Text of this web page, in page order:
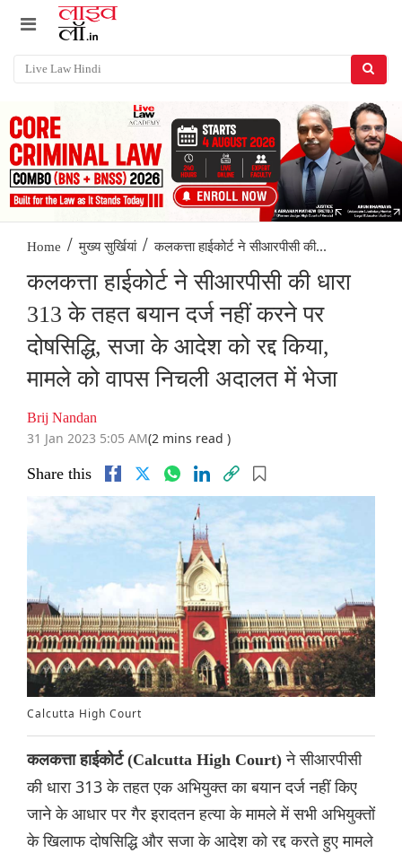
Home / मुख्य सुर्खियां / कलकत्ता हाईकोर्ट ने सीआरपीसी की...
कलकत्ता हाईकोर्ट ने सीआरपीसी की धारा
313 के तहत बयान दर्ज नहीं करने पर
दोषसिद्धि, सजा के आदेश को रद्द किया,
मामले को वापस निचली अदालत में भेजा
Brij Nandan
31 Jan 2023 5:05 AM(2 mins read )
Share this
Calcutta High Court
कलकत्ता हाईकोर्ट (Calcutta High Court) ने सीआरपीसी
की धारा 313 के तहत एक अभियुक्त का बयान दर्ज नहीं किए
जाने के आधार पर गैर इरादतन हत्या के मामले में सभी अभियुक्तों
के खिलाफ दोषसिद्धि और सजा के आदेश को रद्द करते हुए मामले